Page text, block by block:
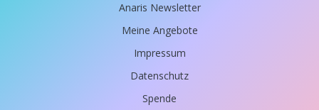
Anaris Newsletter
Meine Angebote
Impressum
Datenschutz
Spende